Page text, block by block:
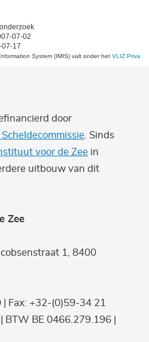
07-02
17
System (IMIS) valt onder het VLIZ Privacy
door
. Sinds
voor de Zee in
uitbouw van dit
Zee
1, 8400
Fax: +32-(0)59-34 21
| BTW BE 0466.279.196 |